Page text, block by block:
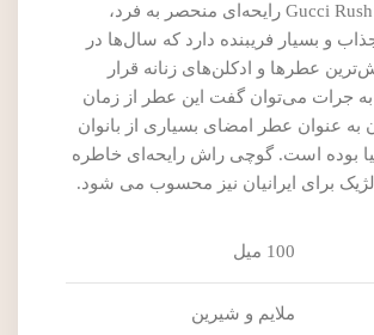
گوچی راش | Gucci Rush رایحه‌ای منحصر به فرد،
و بسیار فریبنده دارد که سال‌ها در
عطرها و ادکلن‌های زنانه قرار
جرات می‌توان گفت این عطر از زمان
به عنوان عطر امضای بسیاری از بانوان
بوده است. گوچی راش رایحه‌ای خاطره
برای ایرانیان نیز محسوب می شود.
100 میل
ملایم و شیرین